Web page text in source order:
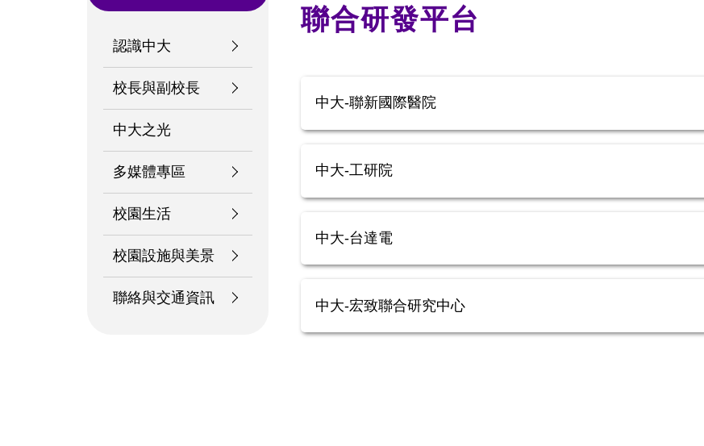
認識中大
校長與副校長
中大之光
多媒體專區
校園生活
校園設施與美景
聯絡與交通資訊
聯合研發平台
中大-聯新國際醫院
中大-工研院
中大-台達電
中大-宏致聯合研究中心